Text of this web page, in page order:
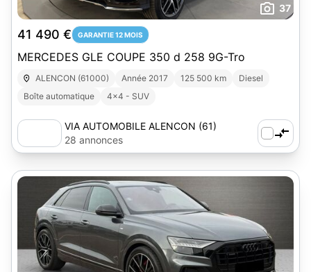
37
41 490 € GARANTIE 12 MOIS
MERCEDES GLE COUPE 350 d 258 9G-Tro
ALENCON (61000) Année 2017 125 500 km
Diesel
Boîte automatique
4x4 - SUV
VIA AUTOMOBILE ALENCON (61)
28 annonces